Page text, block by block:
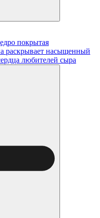
покрытая
раскрывает насыщенный
любителей сыра